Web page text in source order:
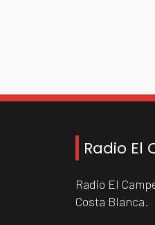
Radio El
Radio El
Costa Blanca.